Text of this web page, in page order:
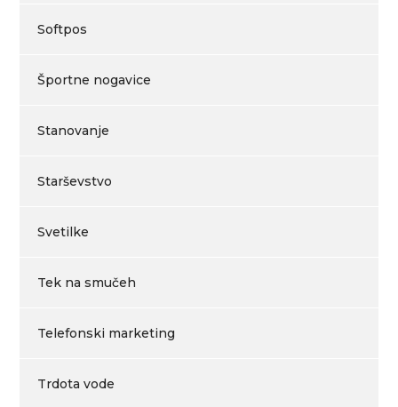
Softpos
Športne nogavice
Stanovanje
Starševstvo
Svetilke
Tek na smučeh
Telefonski marketing
Trdota vode